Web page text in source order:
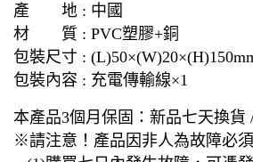
產 地 : 中國
材 質 : PVC塑膠+銅
包裝尺寸 :
包裝內容 : 充電傳輸線×1
本產品3個月保固：新品七天換貨
※請注意！產品因非人為故障必